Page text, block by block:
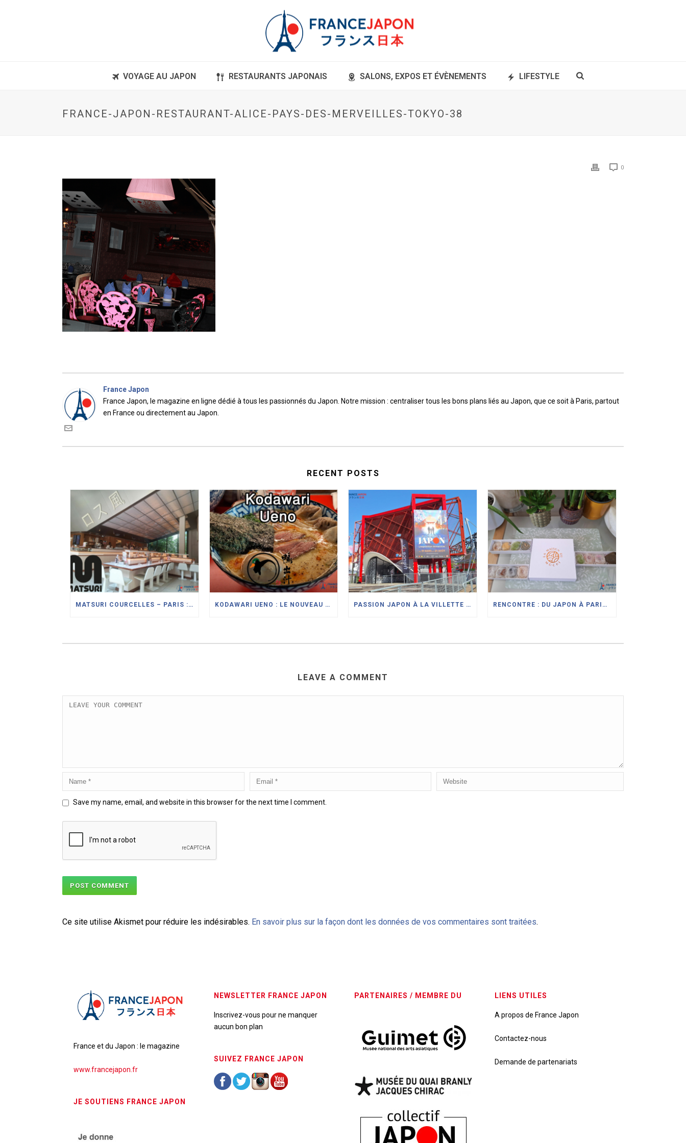
VOYAGE AU JAPON RESTAURANTS JAPONAIS SALONS, EXPOS ET ÉVÈNEMENTS LIFESTYLE
FRANCE-JAPON-RESTAURANT-ALICE-PAYS-DES-MERVEILLES-TOKYO-38
0
France Japon
France Japon, le magazine en ligne dédié à tous les passionnés du Japon. Notre mission : centraliser tous les bons plans liés au Japon, que ce soit à Paris, partout
en France ou directement au Japon.
RECENT POSTS
MATSURI COURCELLES – PARIS : LE PIONNIER DU KAITENZUSHI (SUSHI SUR TAPIS ROULANT) MODERNISE SON CONCEPT DE RESTAURANT JAPONAIS KODAWARI UENO : LE NOUVEAU RESTAURANT DE RAMEN SPÉCIALISÉ DANS LE CANARD À PARIS PASSION JAPON À LA VILLETTE : L’EXPOSITION IMMERSIVE QUI CÉLÈBRE LA CULTURE JAPONAISE À PARIS RENCONTRE : DU JAPON À PARIS, MATHILDA MOTTE RÉINTERPRÈTE L’ART DU DAIFUKU À LA MAISON DU MOCHI
LEAVE A COMMENT
Save my name, email, and website in this browser for the next time I comment.
Ce site utilise Akismet pour réduire les indésirables. En savoir plus sur la façon dont les données de vos commentaires sont traitées.
France et du Japon : le magazine
www.francejapon.fr
JE SOUTIENS FRANCE JAPON
NEWSLETTER FRANCE JAPON
Inscrivez-vous pour ne manquer
aucun bon plan
SUIVEZ FRANCE JAPON
PARTENAIRES / MEMBRE DU LIENS UTILES
A propos de France Japon
Contactez-nous
Demande de partenariats